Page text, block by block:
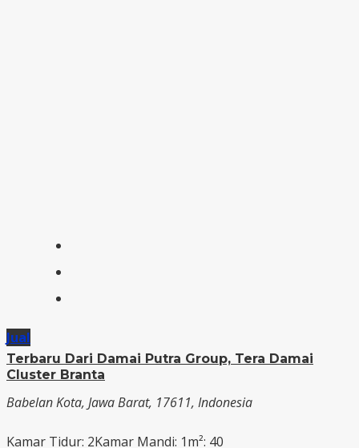
Jual
Terbaru Dari Damai Putra Group, Tera Damai
Cluster Branta
Babelan Kota, Jawa Barat, 17611, Indonesia
Kamar Tidur: 2Kamar Mandi: 1m²: 40